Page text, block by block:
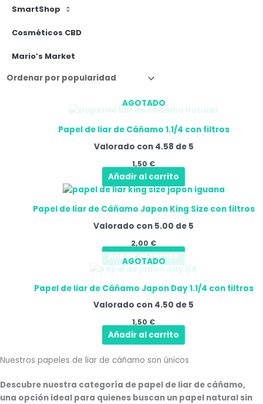
SmartShop
Cosméticos CBD
Mario’s Market
AGOTADO
Papel de liar de Cáñamo 1.1/4 con filtros
Valorado con 4.58 de 5
1,50 €
Añadir al carrito
Papel de liar de Cáñamo Japon King Size con filtros
Valorado con 5.00 de 5
2,00 €
Añadir al carrito
AGOTADO
Papel de liar de Cáñamo Japon Day 1.1/4 con filtros
Valorado con 4.50 de 5
1,50 €
Añadir al carrito
Nuestros papeles de liar de cáñamo son únicos
Descubre nuestra categoría de papel de liar de cáñamo,
una opción ideal para quienes buscan un papel natural sin